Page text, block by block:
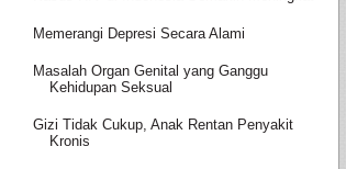
Memerangi Depresi Secara Alami
Masalah Organ Genital yang Ganggu
Kehidupan Seksual
Gizi Tidak Cukup, Anak Rentan Penyakit
Kronis